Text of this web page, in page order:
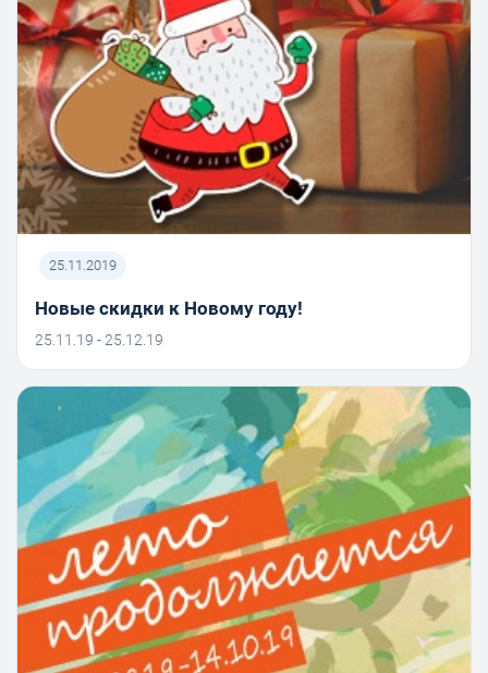
25.11.2019
Новые скидки к Новому году!
25.11.19 - 25.12.19